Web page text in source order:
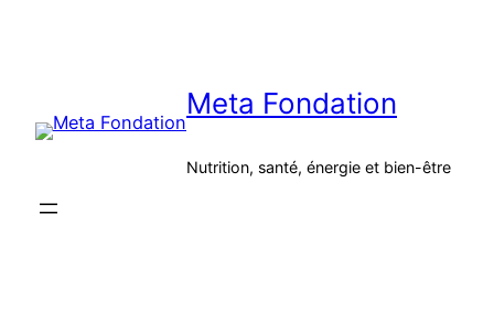
Meta Fondation
Nutrition, santé, énergie et bien-être